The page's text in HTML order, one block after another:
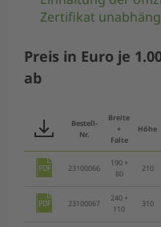
Zertifikat
Preis in Euro je
ab
Bestell-
Nr.
Breite
+
Falte
Höhe
23100066
190 +
80
210
23100067
240 +
110
310